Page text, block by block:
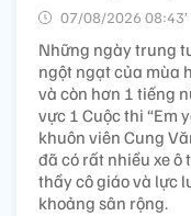
07/08/2026 08:43’
Những ngày trung
ngột ngạt của mùa
và còn hơn 1 tiếng
vực 1 Cuộc thi “Em
khuôn viên Cung
đã có rất nhiều xe ô
thầy cô giáo và lực
khoảng sân rộng.